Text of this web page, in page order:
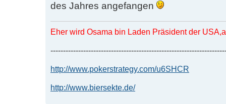
des Jahres angefangen
Eher wird Osama bin Laden Präsident der
http://www.pokerstrategy.com/u6SHCR
http://www.biersekte.de/